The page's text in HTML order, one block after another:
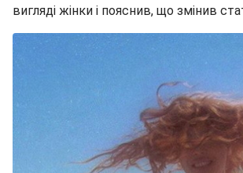
вигляді жінки і пояснив, що змінив